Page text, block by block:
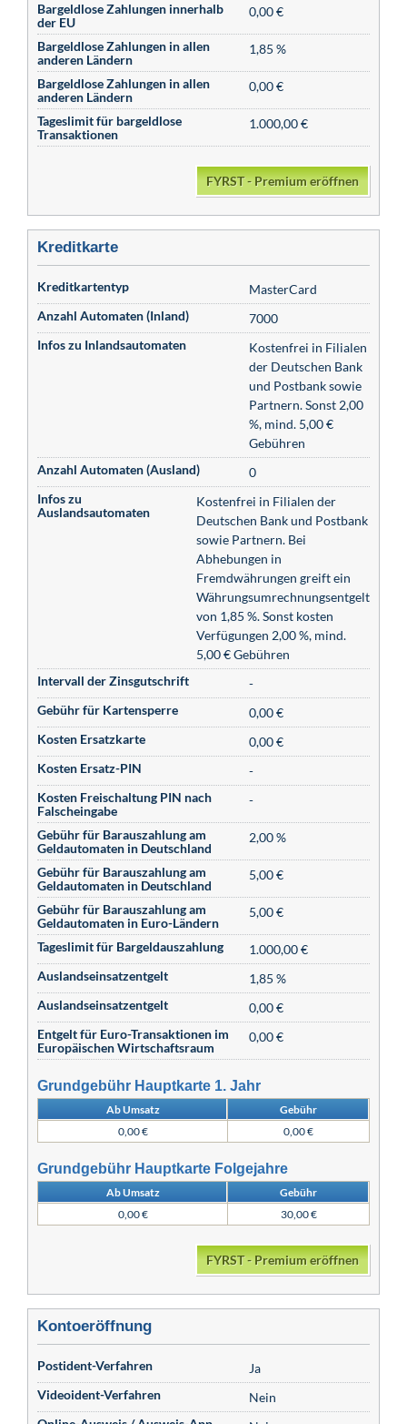
Bargeldlose Zahlungen innerhalb
der EU
0,00 €
Bargeldlose Zahlungen in allen
anderen Ländern
1,85 %
Bargeldlose Zahlungen in allen
anderen Ländern
0,00 €
Tageslimit für bargeldlose
Transaktionen
1.000,00 €
FYRST - Premium eröffnen
Kreditkarte
Kreditkartentyp
MasterCard
Anzahl Automaten (Inland)
7000
Infos zu Inlandsautomaten
Kostenfrei in Filialen
der Deutschen Bank
und Postbank sowie
Partnern. Sonst 2,00
%, mind. 5,00 €
Gebühren
Anzahl Automaten (Ausland)
0
Infos zu
Auslandsautomaten
Kostenfrei in Filialen der
Deutschen Bank und Postbank
sowie Partnern. Bei
Abhebungen in
Fremdwährungen greift ein
Währungsumrechnungsentgelt
von 1,85 %. Sonst kosten
Verfügungen 2,00 %, mind.
5,00 € Gebühren
Intervall der Zinsgutschrift
-
Gebühr für Kartensperre
0,00 €
Kosten Ersatzkarte
0,00 €
Kosten Ersatz-PIN
-
Kosten Freischaltung PIN nach
Falscheingabe
-
Gebühr für Barauszahlung am
Geldautomaten in Deutschland
2,00 %
Gebühr für Barauszahlung am
Geldautomaten in Deutschland
5,00 €
Gebühr für Barauszahlung am
Geldautomaten in Euro-Ländern
5,00 €
Tageslimit für Bargeldauszahlung
1.000,00 €
Auslandseinsatzentgelt
1,85 %
Auslandseinsatzentgelt
0,00 €
Entgelt für Euro-Transaktionen im
Europäischen Wirtschaftsraum
0,00 €
Grundgebühr Hauptkarte 1. Jahr
Ab Umsatz
Gebühr
0,00 €
0,00 €
Grundgebühr Hauptkarte Folgejahre
Ab Umsatz
Gebühr
0,00 €
30,00 €
FYRST - Premium eröffnen
Kontoeröffnung
Postident-Verfahren
Ja
Videoident-Verfahren
Nein